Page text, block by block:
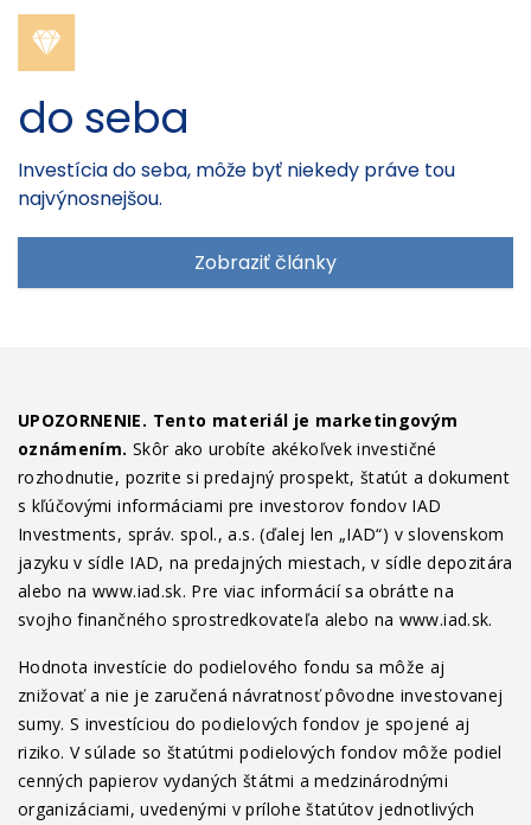
do seba
Investícia do seba, môže byť niekedy práve tou
najvýnosnejšou.
Zobraziť články
UPOZORNENIE. Tento materiál je marketingovým
oznámením. Skôr ako urobíte akékoľvek investičné
rozhodnutie, pozrite si predajný prospekt, štatút a dokument
s kľúčovými informáciami pre investorov fondov IAD
Investments, správ. spol., a.s. (ďalej len „IAD“) v slovenskom
jazyku v sídle IAD, na predajných miestach, v sídle depozitára
alebo na www.iad.sk. Pre viac informácií sa obráťte na
svojho finančného sprostredkovateľa alebo na www.iad.sk.
Hodnota investície do podielového fondu sa môže aj
znižovať a nie je zaručená návratnosť pôvodne investovanej
sumy. S investíciou do podielových fondov je spojené aj
riziko. V súlade so štatútmi podielových fondov môže podiel
cenných papierov vydaných štátmi a medzinárodnými
organizáciami, uvedenými v prílohe štatútov jednotlivých